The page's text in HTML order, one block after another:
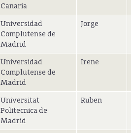
Canaria
Universidad
Complutense de
Madrid
Jorge
Universidad
Complutense de
Madrid
Irene
Universitat
Politecnica de
Madrid
Ruben